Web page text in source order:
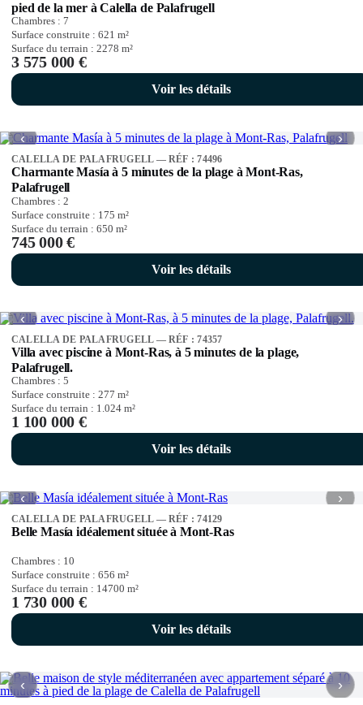
pied de la mer à Calella de Palafrugell
Chambres : 7
Surface construite : 621 m²
Surface du terrain : 2278 m²
3 575 000 €
Voir les détails
‹ ›
CALELLA DE PALAFRUGELL — RÉF : 74496
Charmante Masía à 5 minutes de la plage à Mont-Ras,
Palafrugell
Chambres : 2
Surface construite : 175 m²
Surface du terrain : 650 m²
745 000 €
Voir les détails
‹ ›
CALELLA DE PALAFRUGELL — RÉF : 74357
Villa avec piscine à Mont-Ras, à 5 minutes de la plage,
Palafrugell.
Chambres : 5
Surface construite : 277 m²
Surface du terrain : 1.024 m²
1 100 000 €
Voir les détails
‹ ›
CALELLA DE PALAFRUGELL — RÉF : 74129
Belle Masía idéalement située à Mont-Ras
Chambres : 10
Surface construite : 656 m²
Surface du terrain : 14700 m²
1 730 000 €
Voir les détails
‹ ›